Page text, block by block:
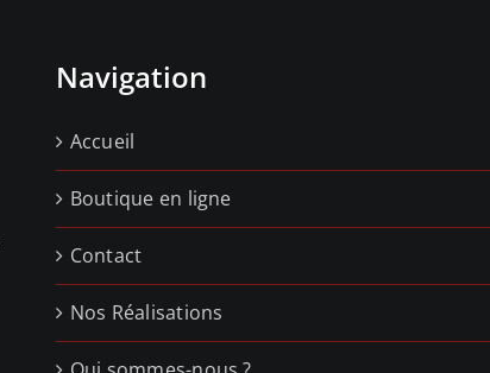
Navigation
Accueil
Boutique en ligne
Contact
Nos Réalisations